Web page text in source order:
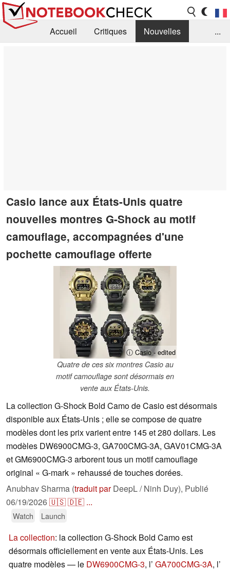
Accueil Critiques
Nouvelles
...
Casio lance aux États-Unis quatre
nouvelles montres G-Shock au motif
camouflage, accompagnées d'une
pochette camouflage offerte
ⓘ Casio - edited
Quatre de ces six montres Casio au
motif camouflage sont désormais en
vente aux États-Unis.
La collection G-Shock Bold Camo de Casio est désormais
disponible aux États-Unis ; elle se compose de quatre
modèles dont les prix varient entre 145 et 280 dollars. Les
modèles DW6900CMG-3, GA700CMG-3A, GAV01CMG-3A
et GM6900CMG-3 arborent tous un motif camouflage
original « G-mark » rehaussé de touches dorées.
Anubhav Sharma (traduit parDeepL / Ninh Duy), Publié
06/19/2026🇺🇸🇩🇪 ...
Watch Launch
La collection: la collection G-Shock Bold Camo est
désormais officiellement en vente aux États-Unis. Les
quatre modèles — le DW6900CMG-3, l’ GA700CMG-3A, l’